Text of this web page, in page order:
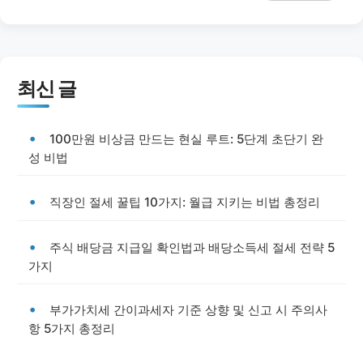
최신 글
100만원 비상금 만드는 현실 루트: 5단계 초단기 완
성 비법
직장인 절세 꿀팁 10가지: 월급 지키는 비법 총정리
주식 배당금 지급일 확인법과 배당소득세 절세 전략 5
가지
부가가치세 간이과세자 기준 상향 및 신고 시 주의사
항 5가지 총정리